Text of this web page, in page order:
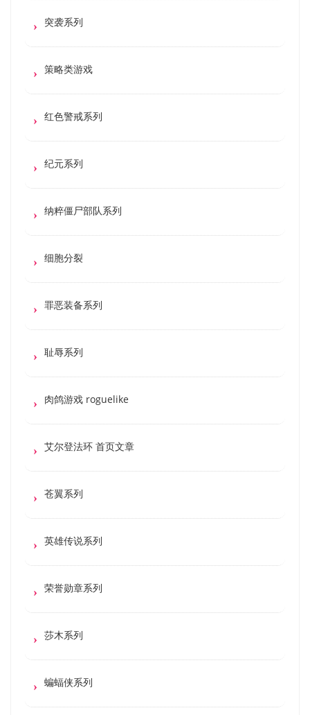
突袭系列
策略类游戏
红色警戒系列
纪元系列
纳粹僵尸部队系列
细胞分裂
罪恶装备系列
耻辱系列
肉鸽游戏 roguelike
艾尔登法环 首页文章
苍翼系列
英雄传说系列
荣誉勋章系列
莎木系列
蝙蝠侠系列